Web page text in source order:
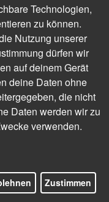
Technologien,
zu können.
Nutzung unserer
dürfen wir
auf deinem Gerät
deine Daten ohne
die nicht
Daten werden wir zu
verwenden.
Zustimmen